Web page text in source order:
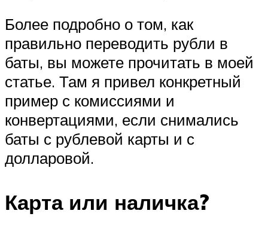
Более подробно о том, как
правильно переводить рубли в
баты, вы можете прочитать в моей
статье. Там я привел конкретный
пример с комиссиями и
конвертациями, если снимались
баты с рублевой карты и с
долларовой.
Карта или наличка?